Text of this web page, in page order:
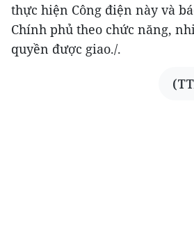
thực hiện Công điện này và
Chính phủ theo chức năng,
quyền được giao./.